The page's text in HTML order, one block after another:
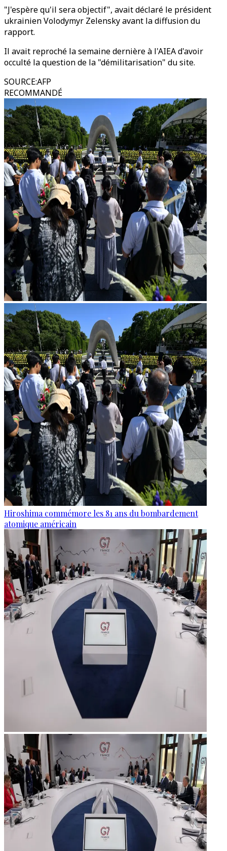
"J'espère qu'il sera objectif", avait déclaré le président
ukrainien Volodymyr Zelensky avant la diffusion du
rapport.
Il avait reproché la semaine dernière à l'AIEA d'avoir
occulté la question de la "démilitarisation" du site.
SOURCE:AFP
RECOMMANDÉ
Hiroshima commémore les 81 ans du bombardement
atomique américain